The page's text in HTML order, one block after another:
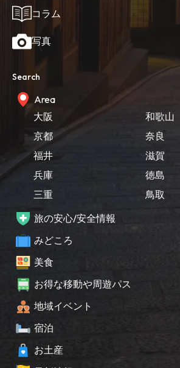
コラム
写真
Search
Area
大阪
京都
福井
兵庫
三重
和歌山
奈良
滋賀
徳島
鳥取
旅の安心/安全情報
みどころ
美食
お得な移動や周遊パス
地域イベント
宿泊
お土産